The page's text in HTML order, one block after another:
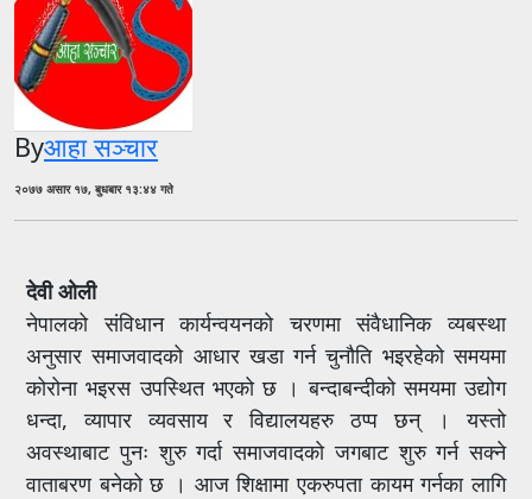
Byआहा सञ्चार
२०७७ असार १७, बुधबार १३:४४ गते
देवी ओली
नेपालको संविधान कार्यन्वयनको चरणमा संवैधानिक व्यबस्था
अनुसार समाजवादको आधार खडा गर्न चुनौति भइरहेको समयमा
कोरोना भइरस उपस्थित भएको छ । बन्दाबन्दीको समयमा उद्योग
धन्दा, व्यापार व्यवसाय र विद्यालयहरु ठप्प छन् । यस्तो
अवस्थाबाट पुनः शुरु गर्दा समाजवादको जगबाट शुरु गर्न सक्ने
वाताबरण बनेको छ । आज शिक्षामा एकरुपता कायम गर्नका लागि